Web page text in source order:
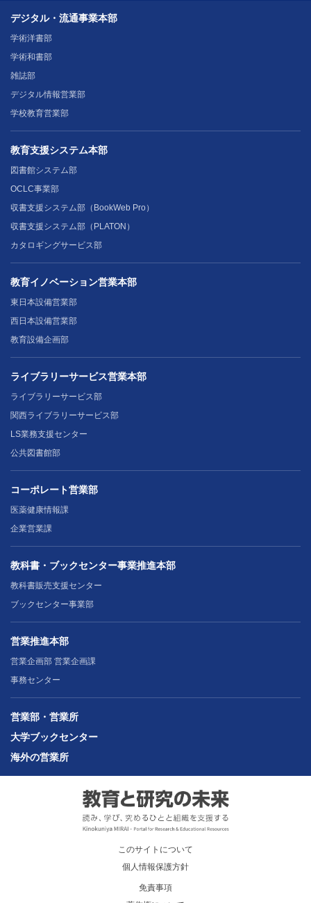
デジタル・流通事業本部
学術洋書部
学術和書部
雑誌部
デジタル情報営業部
学校教育営業部
教育支援システム本部
図書館システム部
OCLC事業部
収書支援システム部（BookWeb Pro）
収書支援システム部（PLATON）
カタロギングサービス部
教育イノベーション営業本部
東日本設備営業部
西日本設備営業部
教育設備企画部
ライブラリーサービス営業本部
ライブラリーサービス部
関西ライブラリーサービス部
LS業務支援センター
公共図書館部
コーポレート営業部
医薬健康情報課
企業営業課
教科書・ブックセンター事業推進本部
教科書販売支援センター
ブックセンター事業部
営業推進本部
営業企画部 営業企画課
事務センター
営業部・営業所
大学ブックセンター
海外の営業所
このサイトについて
個人情報保護方針
免責事項